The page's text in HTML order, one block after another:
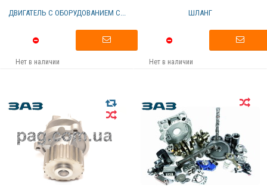
ДВИГАТЕЛЬ С ОБОРУДОВАНИЕМ C...
Нет в наличии
ШЛАНГ
Нет в наличии